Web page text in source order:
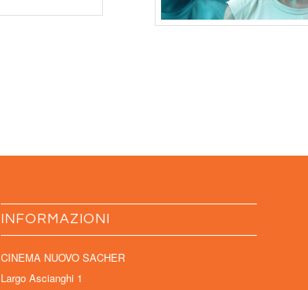
INFORMAZIONI
CINEMA NUOVO SACHER
Largo Ascianghi 1